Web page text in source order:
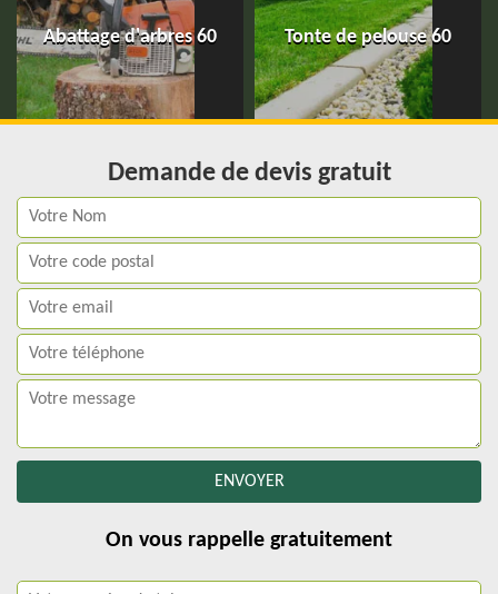
Abattage d'arbres 60 Tonte de pelouse 60
Demande de devis gratuit
On vous rappelle gratuitement